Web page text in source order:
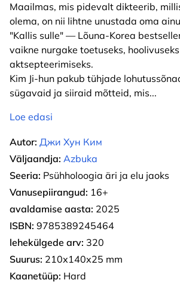
Maailmas, mis pidevalt dikteerib,
olema, on nii lihtne unustada oma
"Kallis sulle" — Lõuna-Korea
vaikne nurgake toetuseks,
aktsepteerimiseks.
Kim Ji-hun pakub tühjade
sügavaid ja siiraid mõtteid, mis...
Loe edasi
Autor: Джи Хун Ким
Väljaandja: Azbuka
Seeria: Psühholoogia äri ja elu jaoks
Vanusepiirangud: 16+
avaldamise aasta: 2025
ISBN: 9785389245464
lehekülgede arv: 320
Suurus: 210х140х25 mm
Kaanetüüp: Hard